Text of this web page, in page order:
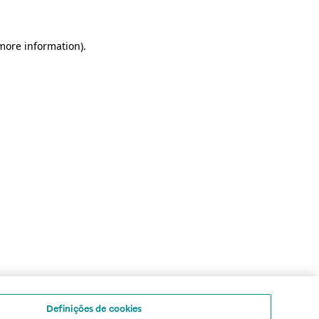
information).
Definições de cookies